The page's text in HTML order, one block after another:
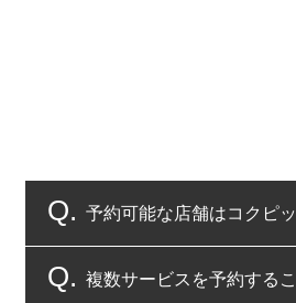
予約可能な店舗はコクピ
コクピット・タイヤ館の
複数サービスを予約する